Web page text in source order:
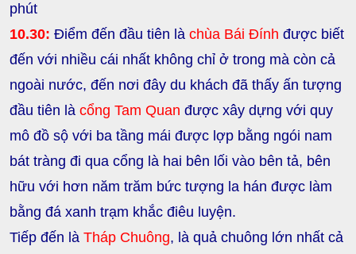
phút
10.30: Điểm đến đầu tiên là chùa Bái Đính được biết
đến với nhiều cái nhất không chỉ ở trong mà còn cả
ngoài nước, đến nơi đây du khách đã thấy ấn tượng
đầu tiên là cổng Tam Quan được xây dựng với quy
mô đồ sộ với ba tầng mái được lợp bằng ngói nam
bát tràng đi qua cổng là hai bên lối vào bên tả, bên
hữu với hơn năm trăm bức tượng la hán được làm
bằng đá xanh trạm khắc điêu luyện.
Tiếp đến là Tháp Chuông, là quả chuông lớn nhất cả